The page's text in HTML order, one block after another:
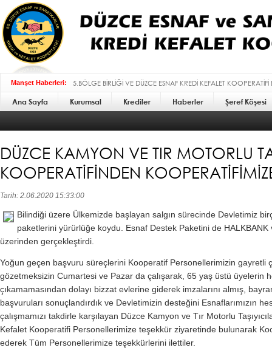
Manşet Haberleri:
5.BÖLGE BİRLİĞİ VE DÜZCE ESNAF KREDİ KEFALET
BAYRAMI MESAJI :
Ana Sayfa Kurumsal Krediler Haberler Şeref Köşesi
DÜZCE KAMYON VE TIR MOTORLU
KOOPERATİFİNDEN
Tarih: 2.06.2020 15:33:00
Bilindiği üzere Ülkemizde başlayan salgın sürecinde Devletimiz
paketlerini yürürlüğe koydu. Esnaf Destek Paketini de
üzerinden gerçekleştirdi.
Yoğun geçen başvuru süreçlerini Kooperatif Personellerimizin gayretli
gözetmeksizin Cumartesi ve Pazar da çalışarak, 65 yaş üstü üyelerin
çıkamamasından dolayı bizzat evlerine giderek imzalarını almış,
başvuruları sonuçlandırdık ve Devletimizin desteğini Esnaflarımızın
çalışmamızı takdirle karşılayan Düzce Kamyon ve Tır Motorlu
Kefalet Kooperatifi Personellerimize teşekkür ziyaretinde bulunarak
ederek Tüm Personellerimize teşekkürlerini ilettiler.